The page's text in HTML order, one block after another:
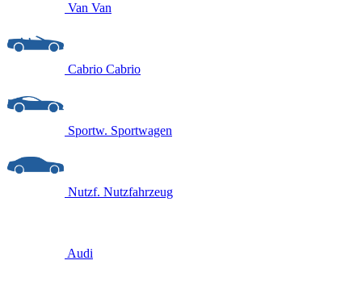
Van Van
Cabrio Cabrio
Sportw. Sportwagen
Nutzf. Nutzfahrzeug
Audi